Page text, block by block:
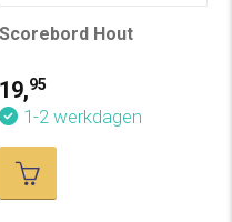
Scorebord Hout
19,95
1-2 werkdagen